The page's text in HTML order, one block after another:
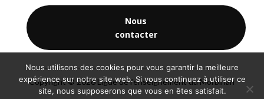
Nous
contacter
Copyright © 2026 Ligue de l'enseignement du Morbihan
Nous utilisons des cookies pour vous garantir la meilleure
expérience sur notre site web. Si vous continuez à utiliser ce
site, nous supposerons que vous en êtes satisfait.